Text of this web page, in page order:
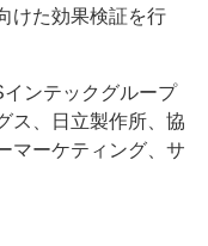
けた効果検証を行
ンテックグループ
ス、日立製作所、協
マーケティング、サ